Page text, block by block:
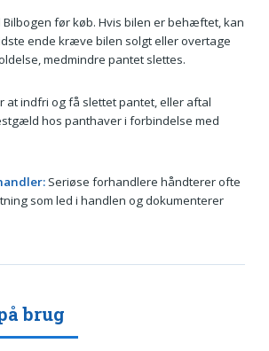
før køb. Hvis bilen er behæftet, kan
ende kræve bilen solgt eller overtage
medmindre pantet slettes.
at indfri og få slettet pantet, eller aftal
hos panthaver i forbindelse med
Seriøse forhandlere håndterer ofte
som led i handlen og dokumenterer
brug